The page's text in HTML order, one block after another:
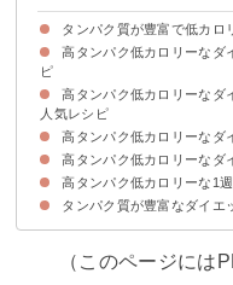
タンパク質が豊富で低カロ
高タンパク・低カロリーな
高タンパク低カロリーなダ
ピ
①キュウリとささみの中華
②作り置き可能な大豆の
③ヘルシー鶏胸肉と納豆の
④たまごのピクルス
⑤マグロの赤身deカルパ
⑥サバ缶のチーズ焼き
⑦豆腐でチキンナゲット
⑧エビとおからのヨーグル
高タンパク低カロリーなダ
人気レシピ
①鶏胸肉のヨーグルト漬け
②鶏胸肉でチンジャオロ
③鶏肉と海老のヘルシー
④鮭のホイル焼き
⑤豚バラ肉のレンジ蒸し
⑥イカの炒め物
⑦ガーリックポークステ
高タンパク低カロリーなダ
①ヘルシー鶏胸肉のサンド
②簡単ヘルシーカルボナー
③高野豆腐ご飯
④豆腐とささみの中華風
⑤あっさり砂肝丼
⑥糖質ゼロのダイエット
⑦自炊でヘルシーチャー
⑧トルコ名物サバサンド
高タンパク低カロリーなダ
①豆腐と卵のスープ
②魚介入り豆乳deスープ
③韓国風タラのスープ
④トマトの豆乳スープ
⑤ささみと豆腐のあった
⑥オートミールで味噌ス
⑦ささもの中華風スープ
高タンパク低カロリーな1
献立メニュー例①
献立メニュー例②
献立メニュー例③
献立メニュー例④
献立メニュー例⑤
献立メニュー例⑥
献立メニュー例⑦
タンパク質が豊富なダイエ
（このページには